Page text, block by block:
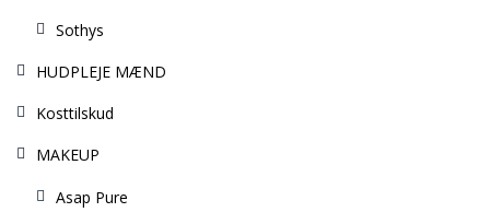
Sothys
HUDPLEJE MÆND
Kosttilskud
MAKEUP
Asap Pure